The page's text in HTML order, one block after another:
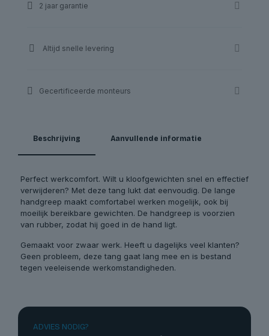
2 jaar garantie
Altijd snelle levering
Gecertificeerde monteurs
Beschrijving Aanvullende informatie
Perfect werkcomfort. Wilt u kloofgewichten snel en effectief
verwijderen? Met deze tang lukt dat eenvoudig. De lange
handgreep maakt comfortabel werken mogelijk, ook bij
moeilijk bereikbare gewichten. De handgreep is voorzien
van rubber, zodat hij goed in de hand ligt.
Gemaakt voor zwaar werk. Heeft u dagelijks veel klanten?
Geen probleem, deze tang gaat lang mee en is bestand
tegen veeleisende werkomstandigheden.
ADVIES NODIG?